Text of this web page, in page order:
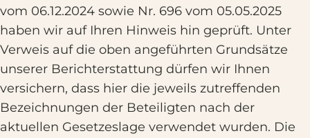
vom 06.12.2024 sowie Nr. 696 vom 05.05.2025
haben wir auf Ihren Hinweis hin geprüft. Unter
Verweis auf die oben angeführten Grundsätze
unserer Berichterstattung dürfen wir Ihnen
versichern, dass hier die jeweils zutreffenden
Bezeichnungen der Beteiligten nach der
aktuellen Gesetzeslage verwendet wurden. Die